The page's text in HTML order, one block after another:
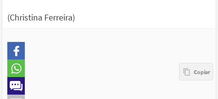
(Christina Ferreira)